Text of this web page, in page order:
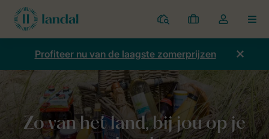
Parken
Mijn
boekingen
Open
de
dropdown
account
Profiteer nu van de laagste zomerprijzen
Home Duurzaamheid Mens & natuur Streekgerechten